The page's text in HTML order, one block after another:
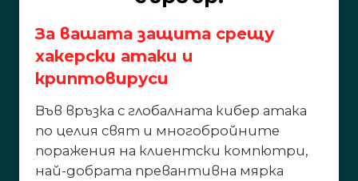
За вашата защита срещу
хакерски атаки и
криптовируси
Във връзка с глобалната кибер атака
по целия свят и многобройните
поражения на клиентски компютри,
най-добрата превантивна мярка